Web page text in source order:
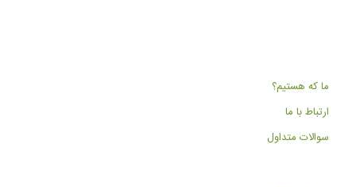
ما که هستیم؟
ارتباط با ما
سوالات متداول